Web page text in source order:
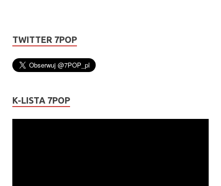
TWITTER 7POP
K-LISTA 7POP